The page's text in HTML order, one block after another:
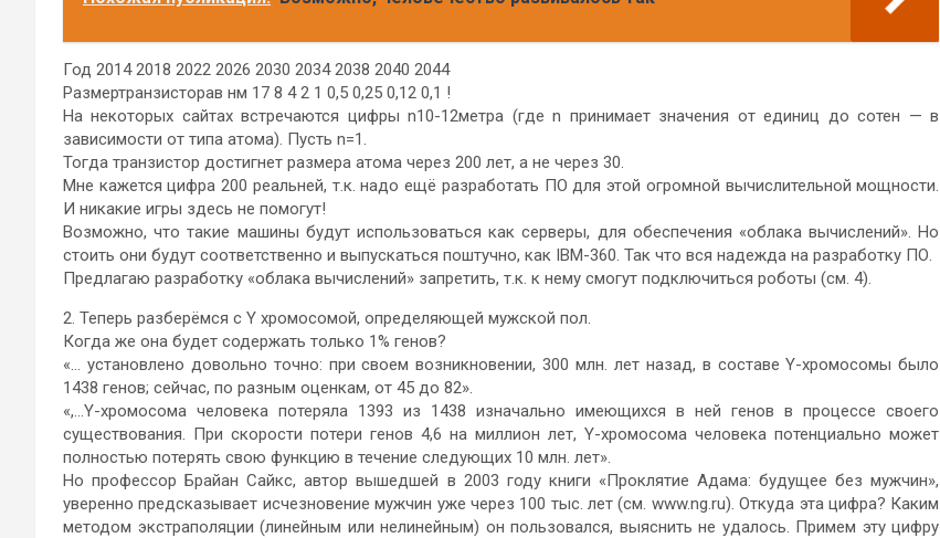
Год 2014 2018 2022 2026 2030 2034 2038 2040 2044
Размертранзисторав нм 17 8 4 2 1 0,5 0,25 0,12 0,1 !
На некоторых сайтах встречаются цифры n10-12метра (где n принимает значения от единиц до сотен — в
зависимости от типа атома). Пусть n=1.
Тогда транзистор достигнет размера атома через 200 лет, а не через 30.
Мне кажется цифра 200 реальней, т.к. надо ещё разработать ПО для этой огромной вычислительной мощности.
И никакие игры здесь не помогут!
Возможно, что такие машины будут использоваться как серверы, для обеспечения «облака вычислений». Но
стоить они будут соответственно и выпускаться поштучно, как IBM-360. Так что вся надежда на разработку ПО.
Предлагаю разработку «облака вычислений» запретить, т.к. к нему смогут подключиться роботы (см. 4).
2. Теперь разберёмся с Y хромосомой, определяющей мужской пол.
Когда же она будет содержать только 1% генов?
«… установлено довольно точно: при своем возникновении, 300 млн. лет назад, в составе Y-хромосомы было
1438 генов; сейчас, по разным оценкам, от 45 до 82».
«,…Y-хромосома человека потеряла 1393 из 1438 изначально имеющихся в ней генов в процессе своего
существования. При скорости потери генов 4,6 на миллион лет, Y-хромосома человека потенциально может
полностью потерять свою функцию в течение следующих 10 млн. лет».
Но профессор Брайан Сайкс, автор вышедшей в 2003 году книги «Проклятие Адама: будущее без мужчин»,
уверенно предсказывает исчезновение мужчин уже через 100 тыс. лет (см. www.ng.ru). Откуда эта цифра? Каким
методом экстраполяции (линейным или нелинейным) он пользовался, выяснить не удалось. Примем эту цифру